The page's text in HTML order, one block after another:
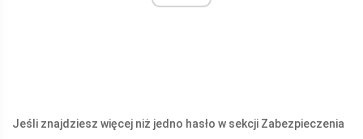
Jeśli znajdziesz więcej niż jedno hasło w sekcji Zabezpieczenia